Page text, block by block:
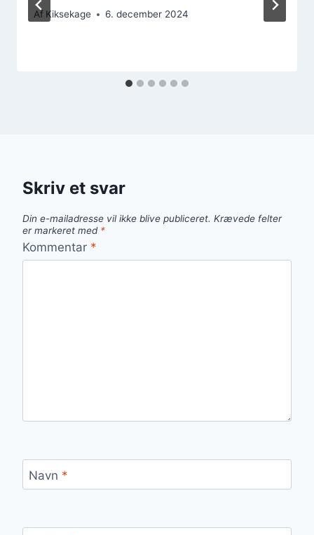
Af Kiksekage 6. december 2024
Skriv et svar
Din e-mailadresse vil ikke blive publiceret. Krævede felter
er markeret med *
Kommentar *
Navn *